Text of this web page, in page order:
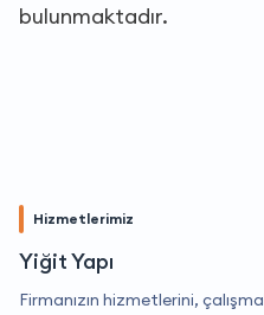
bulunmaktadır.
Hizmetlerimiz
Yiğit Yapı
Firmanızın hizmetlerini,